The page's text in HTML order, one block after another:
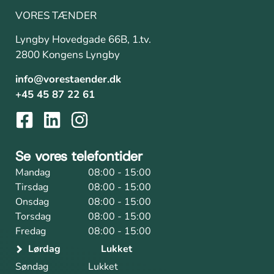
VORES TÆNDER
Lyngby Hovedgade 66B, 1.tv.
2800 Kongens Lyngby
info@vorestaender.dk
+45 45 87 22 61
Se vores telefontider
Mandag
08:00 - 15:00
Tirsdag
08:00 - 15:00
Onsdag
08:00 - 15:00
Torsdag
08:00 - 15:00
Fredag
08:00 - 15:00
Lørdag
Lukket
Søndag
Lukket